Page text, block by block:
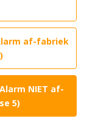
af-fabriek
NIET af-
5)